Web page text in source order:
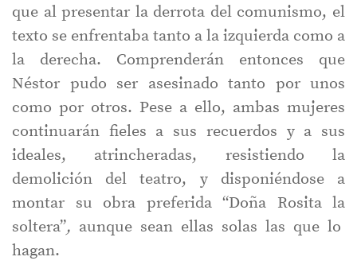
que al presentar la derrota del comunismo, el
texto se enfrentaba tanto a la izquierda como a
la derecha. Comprenderán entonces que
Néstor pudo ser asesinado tanto por unos
como por otros. Pese a ello, ambas mujeres
continuarán fieles a sus recuerdos y a sus
ideales, atrincheradas, resistiendo la
demolición del teatro, y disponiéndose a
montar su obra preferida “Doña Rosita la
soltera”, aunque sean ellas solas las que lo
hagan.